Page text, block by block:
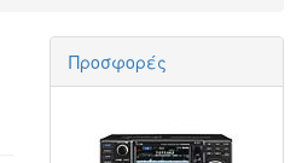
Προσφορές